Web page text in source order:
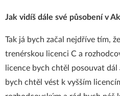
Jak vidíš dále své působení v
Tak já bych začal nejdříve tím,
trenérskou licenci C a
licence bych chtěl posouvat
bych chtěl vést k vyšším